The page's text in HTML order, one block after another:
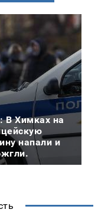
В Химках на
напали и